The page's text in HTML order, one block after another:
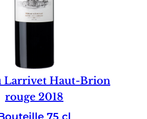
Larrivet Haut-Brion
rouge 2018